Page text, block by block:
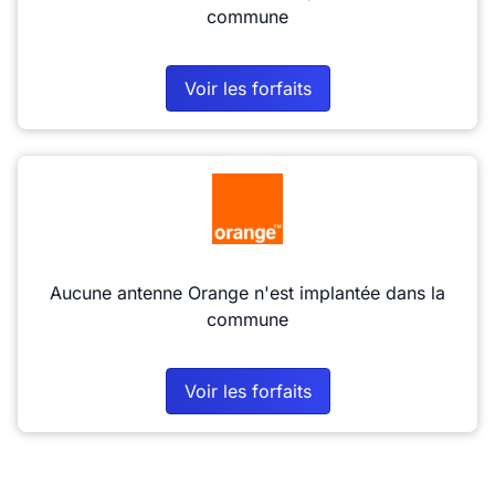
commune
Voir les forfaits
Aucune antenne Orange n'est implantée dans la
commune
Voir les forfaits